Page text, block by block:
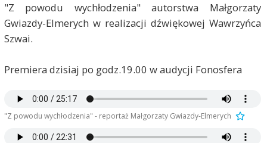
"Z powodu wychłodzenia" autorstwa Małgorzaty
Gwiazdy-Elmerych w realizacji dźwiękowej Wawrzyńca
Szwai.
Premiera dzisiaj po godz.19.00 w audycji Fonosfera
"Z powodu wychłodzenia" - reportaż Małgorzaty Gwiazdy-Elmerych